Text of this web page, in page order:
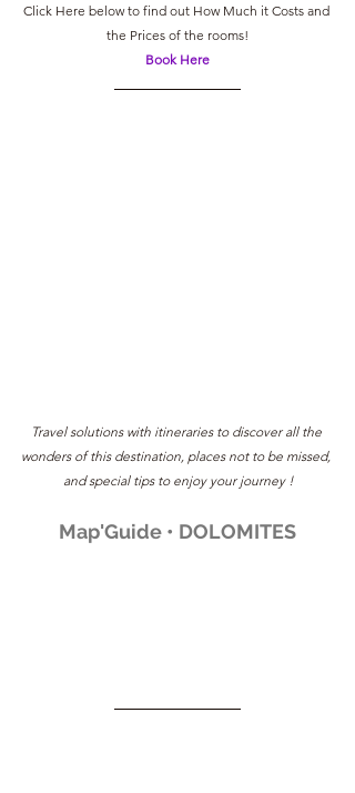
Click Here below to find out How Much it Costs and
the Prices of the rooms!
Book Here
Travel solutions with itineraries to discover all the
wonders of this destination, places not to be missed,
and special tips to enjoy your journey !
Map'Guide • DOLOMITES